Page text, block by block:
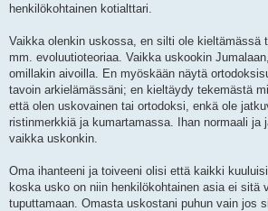
henkilökohtainen kotialttari.
Vaikka olenkin uskossa, en silti ole kieltämässä
mm. evoluutioteoriaa. Vaikka uskookin
omillakin aivoilla. En myöskään näytä
tavoin arkielämässäni; en kieltäydy tekemästä
että olen uskovainen tai ortodoksi, enkä ole
ristinmerkkiä ja kumartamassa. Ihan normaali ja
vaikka uskonkin.
Oma ihanteeni ja toiveeni olisi että kaikki
koska usko on niin henkilökohtainen asia ei sitä
tuputtamaan. Omasta uskostani puhun vain jos